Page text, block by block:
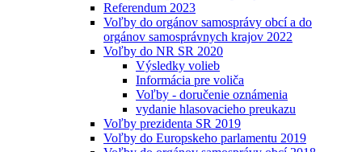
Referendum 2023
Voľby do orgánov samosprávy obcí a do
orgánov samosprávnych krajov 2022
Voľby do NR SR 2020
Výsledky volieb
Informácia pre voliča
Voľby - doručenie oznámenia
vydanie hlasovacieho preukazu
Voľby prezidenta SR 2019
Voľby do Europskeho parlamentu 2019